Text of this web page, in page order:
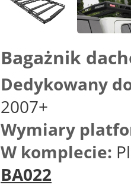
Bagażnik
Dedykowany
2007+
Wymiary
W komplecie:
BA022